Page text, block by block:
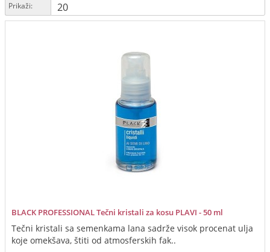
Prikaži:
BLACK PROFESSIONAL Tečni kristali za kosu PLAVI - 50 ml
Tečni kristali sa semenkama lana sadrže visok procenat ulja
koje omekšava, štiti od atmosferskih fak..